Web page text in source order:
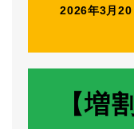
2026年3月20
【増